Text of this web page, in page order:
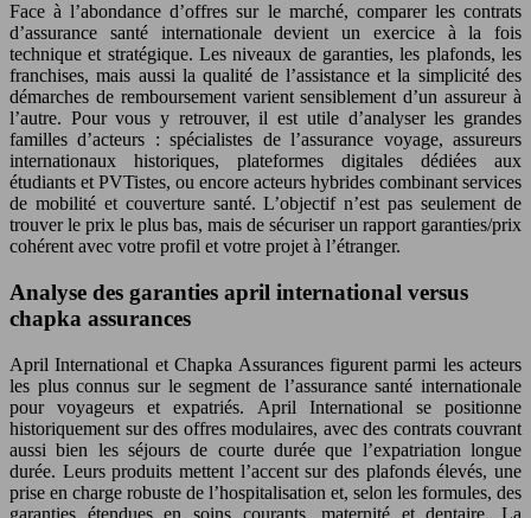
Face à l’abondance d’offres sur le marché, comparer les contrats
d’assurance santé internationale devient un exercice à la fois
technique et stratégique. Les niveaux de garanties, les plafonds, les
franchises, mais aussi la qualité de l’assistance et la simplicité des
démarches de remboursement varient sensiblement d’un assureur à
l’autre. Pour vous y retrouver, il est utile d’analyser les grandes
familles d’acteurs : spécialistes de l’assurance voyage, assureurs
internationaux historiques, plateformes digitales dédiées aux
étudiants et PVTistes, ou encore acteurs hybrides combinant services
de mobilité et couverture santé. L’objectif n’est pas seulement de
trouver le prix le plus bas, mais de sécuriser un rapport garanties/prix
cohérent avec votre profil et votre projet à l’étranger.
Analyse des garanties april international versus
chapka assurances
April International et Chapka Assurances figurent parmi les acteurs
les plus connus sur le segment de l’assurance santé internationale
pour voyageurs et expatriés. April International se positionne
historiquement sur des offres modulaires, avec des contrats couvrant
aussi bien les séjours de courte durée que l’expatriation longue
durée. Leurs produits mettent l’accent sur des plafonds élevés, une
prise en charge robuste de l’hospitalisation et, selon les formules, des
garanties étendues en soins courants, maternité et dentaire. La